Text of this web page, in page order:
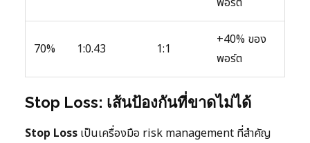
70% 1:0.43 1:1
+40% ของ
พอร์ต
Stop Loss: เส้นป้องกันที่ขาดไม่ได้
Stop Loss เป็นเครื่องมือ risk management ที่สำคัญ